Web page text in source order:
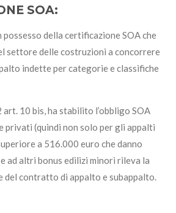
SOA:
possesso della certificazione SOA che
settore delle costruzioni a concorrere
indette per categorie e classifiche
10 bis, ha stabilito l’obbligo SOA
privati (quindi non solo per gli appalti
a 516.000 euro che danno
ad altri bonus edilizi minori rileva la
del contratto di appalto e subappalto.